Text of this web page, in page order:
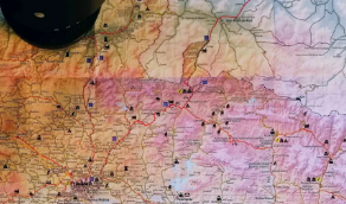
Spring
naar
inhoud